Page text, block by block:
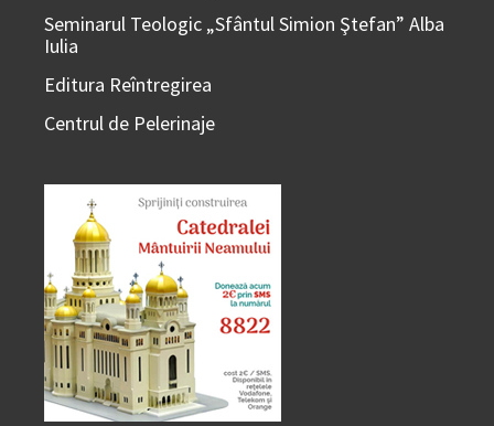
Seminarul Teologic „Sfântul Simion Ştefan” Alba
Iulia
Editura Reîntregirea
Centrul de Pelerinaje